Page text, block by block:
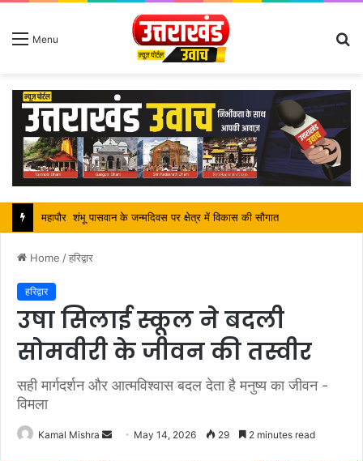
Menu
Home /हरिद्वार
हरिद्वार
उषा सिलाई स्कूल ने बदली
सोमवीरी के जीवन की तस्वीर
सही मार्गदर्शन और आत्मविश्वास बदल देता है मनुष्य का जीवन -
विमला
Kamal Mishra
Send May 14, 2026 29 2 minutes read